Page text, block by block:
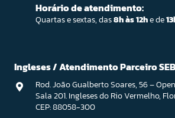
Horário de atendimento:
Quartas e sextas, das8h às 12he de
Ingleses / Atendimento Parceiro
Rod. João Gualberto Soares, 56 –
Sala 201. Ingleses do Rio Vermelho,
CEP: 88058-300